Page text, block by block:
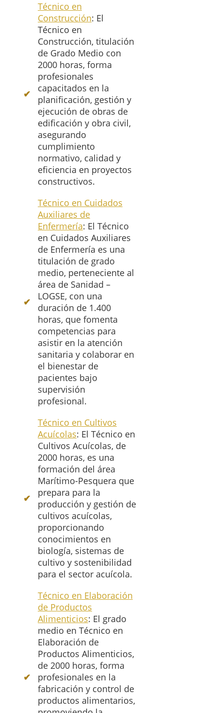
Técnico en
Construcción: El
Técnico en
Construcción, titulación
de Grado Medio con
2000 horas, forma
profesionales
capacitados en la
planificación, gestión y
ejecución de obras de
edificación y obra civil,
asegurando
cumplimiento
normativo, calidad y
eficiencia en proyectos
constructivos.
Técnico en Cuidados
Auxiliares de
Enfermería: El Técnico
en Cuidados Auxiliares
de Enfermería es una
titulación de grado
medio, perteneciente al
área de Sanidad –
LOGSE, con una
duración de 1.400
horas, que fomenta
competencias para
asistir en la atención
sanitaria y colaborar en
el bienestar de
pacientes bajo
supervisión
profesional.
Técnico en Cultivos
Acuícolas: El Técnico en
Cultivos Acuícolas, de
2000 horas, es una
formación del área
Marítimo-Pesquera que
prepara para la
producción y gestión de
cultivos acuícolas,
proporcionando
conocimientos en
biología, sistemas de
cultivo y sostenibilidad
para el sector acuícola.
Técnico en Elaboración
de Productos
Alimenticios: El grado
medio en Técnico en
Elaboración de
Productos Alimenticios,
de 2000 horas, forma
profesionales en la
fabricación y control de
productos alimentarios,